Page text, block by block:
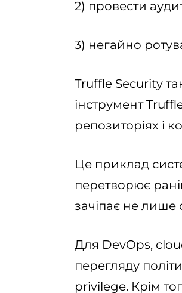
2) провести
3) негайно
Truffle Security
інструмент
репозиторіях і
Це приклад
перетворює
зачіпає не лише
Для DevOps,
перегляду
privilege. Крім